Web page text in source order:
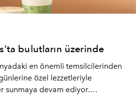
bulutların üzerinde
en önemli temsilcilerinden
özel lezzetleriyle
sunmaya devam ediyor.